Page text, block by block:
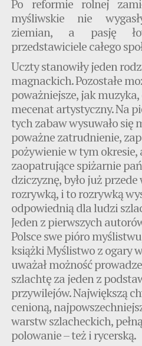
Po reformie rolnej
myśliwskie nie
ziemian, a pasję
przedstawiciele całego
Uczty stanowiły jeden
magnackich. Pozostałe
poważniejsze, jak
mecenat artystyczny. Na
tych zabaw wysuwało się
poważne zatrudnienie,
pożywienie w tym okresie,
zaopatrujące spiżarnie
dziczyznę, było już
rozrywką, i to rozrywką
odpowiednią dla ludzi
Jeden z pierwszych
Polsce swe pióro
książki Myślistwo z ogary
uważał możność
szlachtę za jeden z
przywilejów. Największą
cenioną,
warstw szlacheckich,
polowanie – też i rycerską.